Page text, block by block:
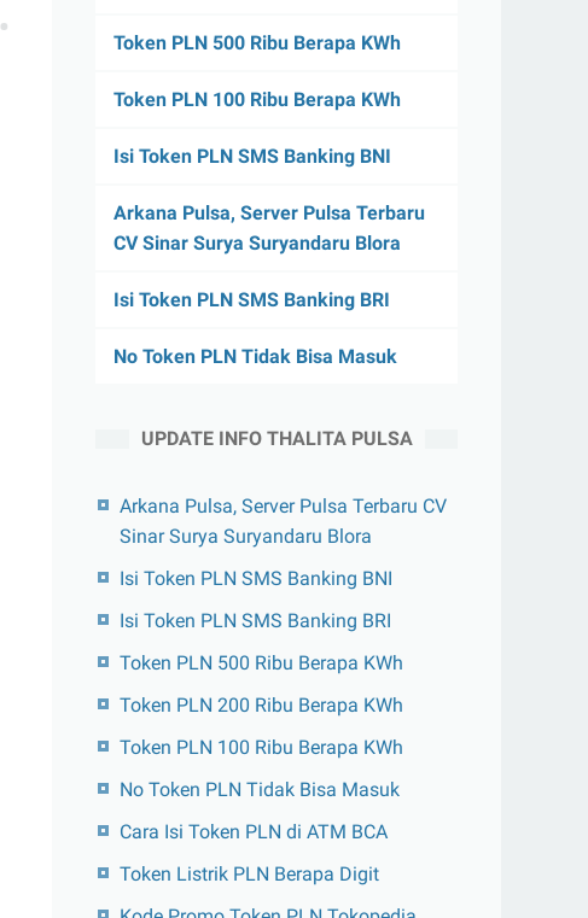
Token PLN 500 Ribu Berapa KWh
Token PLN 100 Ribu Berapa KWh
Isi Token PLN SMS Banking BNI
Arkana Pulsa, Server Pulsa Terbaru
CV Sinar Surya Suryandaru Blora
Isi Token PLN SMS Banking BRI
No Token PLN Tidak Bisa Masuk
UPDATE INFO THALITA PULSA
Arkana Pulsa, Server Pulsa Terbaru CV
Sinar Surya Suryandaru Blora
Isi Token PLN SMS Banking BNI
Isi Token PLN SMS Banking BRI
Token PLN 500 Ribu Berapa KWh
Token PLN 200 Ribu Berapa KWh
Token PLN 100 Ribu Berapa KWh
No Token PLN Tidak Bisa Masuk
Cara Isi Token PLN di ATM BCA
Token Listrik PLN Berapa Digit